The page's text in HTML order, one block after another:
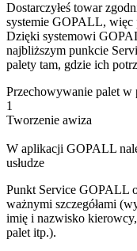
Dostarczyłeś towar
systemie GOPALL, więc
Dzięki systemowi
najbliższym punkcie
palety tam, gdzie ich
Przechowywanie palet
1
Tworzenie awiza
W aplikacji GOPALL
usłudze
Punkt Service GOPALL
ważnymi szczegółami
imię i nazwisko
palet itp.).